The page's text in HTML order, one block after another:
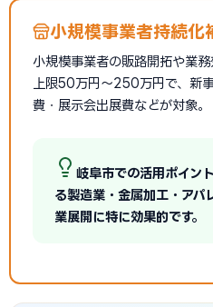
小規模事業者持続化
小規模事業者の販路開拓や業
上限50万円〜250万円で、新
費・展示会出展費などが対象。
岐阜市での活用ポイン
る製造業・金属加工・アパ
業展開に特に効果的です。